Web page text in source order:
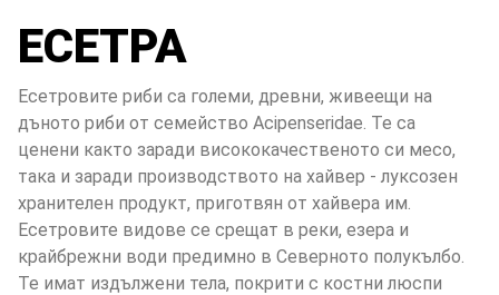
ЕСЕТРА
Есетровите риби са големи, древни, живеещи на
дъното риби от семейство Acipenseridae. Те са
ценени както заради висококачественото си месо,
така и заради производството на хайвер - луксозен
хранителен продукт, приготвян от хайвера им.
Есетровите видове се срещат в реки, езера и
крайбрежни води предимно в Северното полукълбо.
Те имат издължени тела, покрити с костни люспи